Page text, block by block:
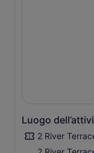
Luogo
2 River